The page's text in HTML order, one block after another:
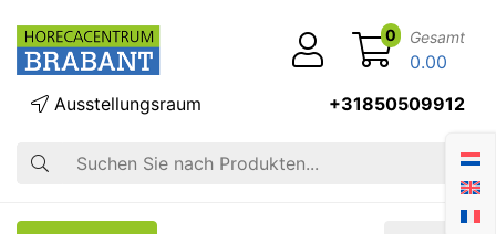
Suche
Ausstellungsraum +31850509912
0 Gesamt
0.00